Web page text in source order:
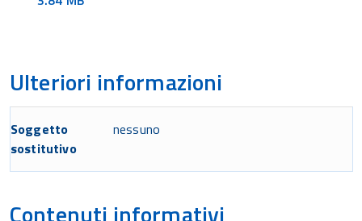
Ulteriori informazioni
Soggetto
sostitutivo
nessuno